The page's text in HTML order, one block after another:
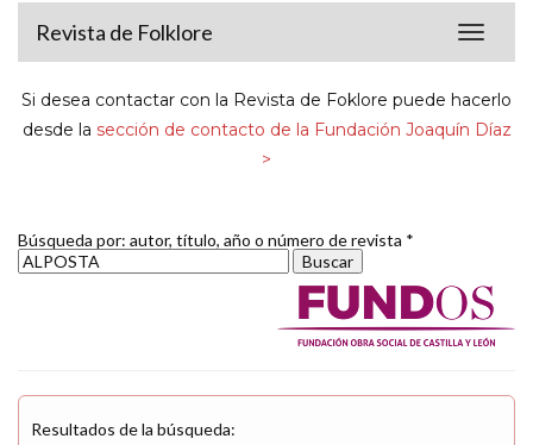
Toggle
Revista de Folklore
Si desea contactar con la Revista de Foklore puede hacerlo
desde la sección de contacto de la Fundación Joaquín Díaz
>
Búsqueda por: autor, título, año o número de revista *
Resultados de la búsqueda: